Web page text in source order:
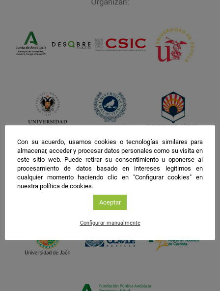
Con su acuerdo, usamos cookies o tecnologías similares para
almacenar, acceder y procesar datos personales como su visita en
este sitio web. Puede retirar su consentimiento u oponerse al
procesamiento de datos basado en intereses legítimos en
cualquier momento haciendo clic en "Configurar cookies" en
nuestra política de cookies.
Aceptar
Configurar manualmente